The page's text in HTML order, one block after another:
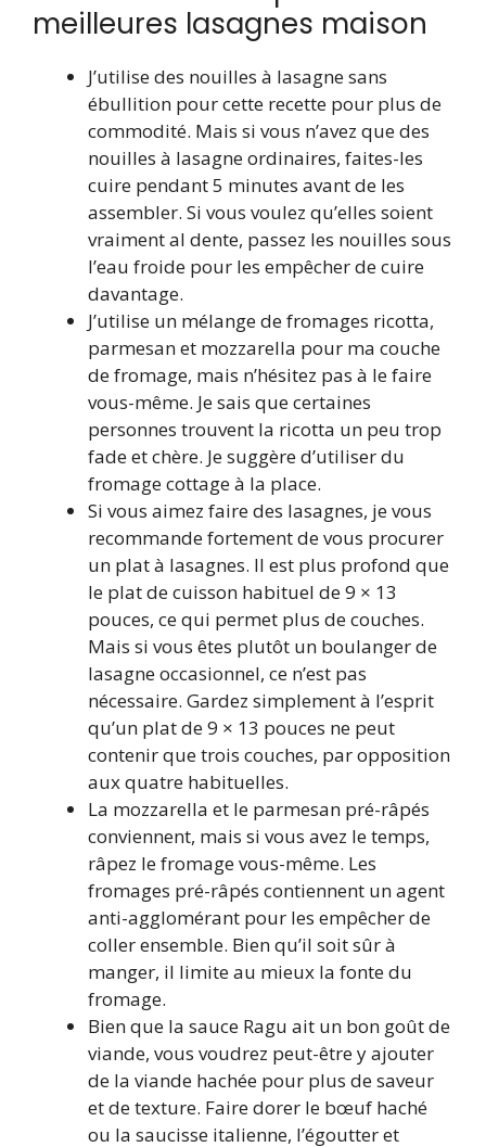
meilleures lasagnes maison
J’utilise des nouilles à lasagne sans
ébullition pour cette recette pour plus de
commodité. Mais si vous n’avez que des
nouilles à lasagne ordinaires, faites-les
cuire pendant 5 minutes avant de les
assembler. Si vous voulez qu’elles soient
vraiment al dente, passez les nouilles sous
l’eau froide pour les empêcher de cuire
davantage.
J’utilise un mélange de fromages ricotta,
parmesan et mozzarella pour ma couche
de fromage, mais n’hésitez pas à le faire
vous-même. Je sais que certaines
personnes trouvent la ricotta un peu trop
fade et chère. Je suggère d’utiliser du
fromage cottage à la place.
Si vous aimez faire des lasagnes, je vous
recommande fortement de vous procurer
un plat à lasagnes. Il est plus profond que
le plat de cuisson habituel de 9 × 13
pouces, ce qui permet plus de couches.
Mais si vous êtes plutôt un boulanger de
lasagne occasionnel, ce n’est pas
nécessaire. Gardez simplement à l’esprit
qu’un plat de 9 × 13 pouces ne peut
contenir que trois couches, par opposition
aux quatre habituelles.
La mozzarella et le parmesan pré-râpés
conviennent, mais si vous avez le temps,
râpez le fromage vous-même. Les
fromages pré-râpés contiennent un agent
anti-agglomérant pour les empêcher de
coller ensemble. Bien qu’il soit sûr à
manger, il limite au mieux la fonte du
fromage.
Bien que la sauce Ragu ait un bon goût de
viande, vous voudrez peut-être y ajouter
de la viande hachée pour plus de saveur
et de texture. Faire dorer le bœuf haché
ou la saucisse italienne, l’égoutter et